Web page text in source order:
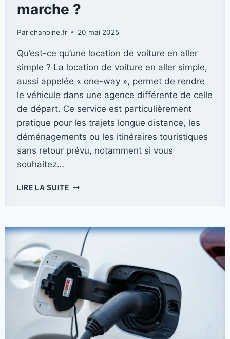
marche ?
Parchanoine.fr 20 mai 2025
Qu’est-ce qu’une location de voiture en aller
simple ? La location de voiture en aller simple,
aussi appelée « one-way », permet de rendre
le véhicule dans une agence différente de celle
de départ. Ce service est particulièrement
pratique pour les trajets longue distance, les
déménagements ou les itinéraires touristiques
sans retour prévu, notamment si vous
souhaitez…
LIRE LA SUITELOCATION
ALLER
SIMPLE
COMMENT
ÇA
MARCHE
?